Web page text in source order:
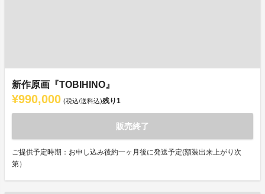
新作原画『TOBIHINO』
¥990,000 (税込/送料込)残り1
販売終了
ご提供予定時期：お申し込み後約一ヶ月後に発送予定(額装出来上がり次
第）